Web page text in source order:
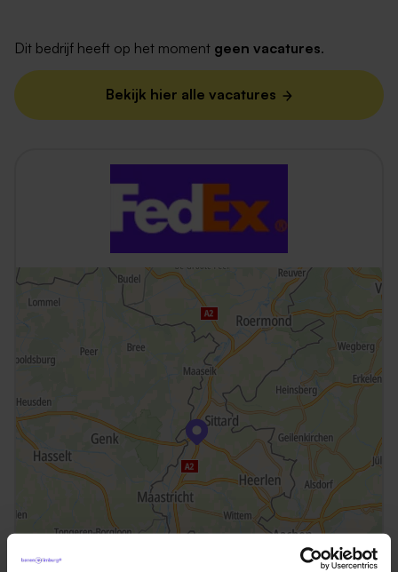
Dit bedrijf heeft op het moment geen vacatures.
Bekijk hier alle vacatures